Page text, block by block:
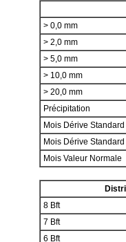
> 0,0 mm
> 2,0 mm
> 5,0 mm
> 10,0 mm
> 20,0 mm
Précipitation
Mois Dérive Standard
Mois Dérive Standard
Mois Valeur Normale
8 Bft
7 Bft
6 Bft